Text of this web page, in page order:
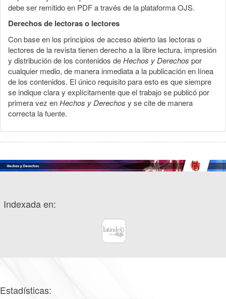
debe ser remitido en PDF a través de la plataforma OJS.
Derechos de lectoras o lectores
Con base en los principios de acceso abierto las lectoras o
lectores de la revista tienen derecho a la libre lectura, impresión
y distribución de los contenidos deHechos y Derechos por
cualquier medio, de manera inmediata a la publicación en línea
de los contenidos. El único requisito para esto es que siempre
se indique clara y explícitamente que el trabajo se publicó por
primera vez enHechos y Derechos y se cite de manera
correcta la fuente.
Indexada en:
Estadísticas: